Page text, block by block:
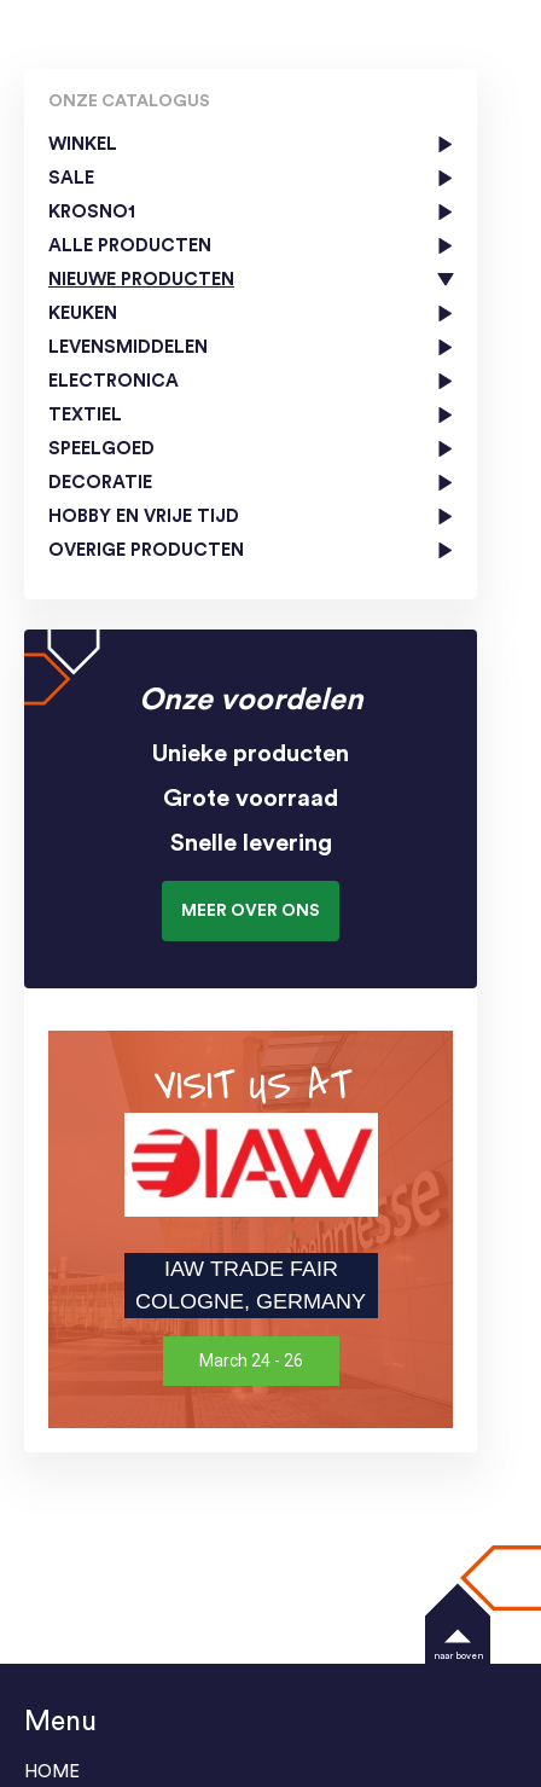
ONZE CATALOGUS
WINKEL
SALE
KROSNO1
ALLE PRODUCTEN
NIEUWE PRODUCTEN
KEUKEN
LEVENSMIDDELEN
ELECTRONICA
TEXTIEL
SPEELGOED
DECORATIE
HOBBY EN VRIJE TIJD
OVERIGE PRODUCTEN
Onze voordelen
Unieke producten
Grote voorraad
Snelle levering
MEER OVER ONS
VISIT US AT
IAW TRADE FAIR
COLOGNE, GERMANY
March 24 - 26
Menu
HOME
naar boven